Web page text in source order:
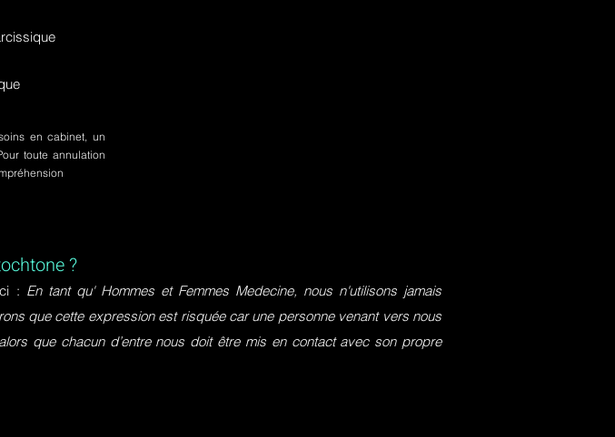
en cabinet, un
toute annulation
?
: En tant qu' Hommes et Femmes Medecine, nous n'utilisons jamais
que cette expression est risquée car une personne venant vers nous
que chacun d’entre nous doit être mis en contact avec son propre